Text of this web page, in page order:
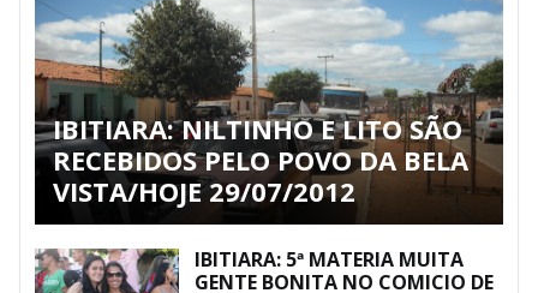
IBITIARA: NILTINHO E LITO SÃO
RECEBIDOS PELO POVO DA BELA
VISTA/HOJE 29/07/2012
IBITIARA: 5ª MATERIA MUITA
GENTE BONITA NO COMICIO DE